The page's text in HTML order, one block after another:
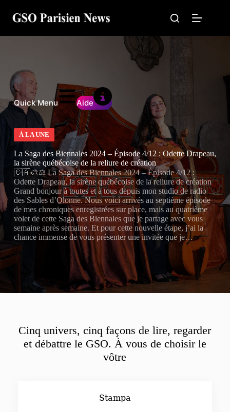
contenu
Quick Menu Aide
À LA UNE
La Saga des Biennales 2024 – Épisode 4/12 : Odette Drapeau,
la sirène québécoise de la reliure de création
🇨🇦🎨⚖️ La Saga des Biennales 2024 – Épisode 4/12 :
Odette Drapeau, la sirène québécoise de la reliure de création
Grand bonjour à toutes et à tous depuis mon studio de radio
des Sables d’Olonne. Nous voici arrivés au septième épisode
de mes chroniques enregistrées sur place, mais au quatrième
volet de cette Saga des Biennales que je partage avec vous
semaine après semaine. Et pour cette nouvelle étape, j’ai la
chance immense de vous présenter une invitée que je…
Cinq univers, cinq façons de lire, regarder
et débattre le GSO. À vous de choisir le
vôtre
Stampa